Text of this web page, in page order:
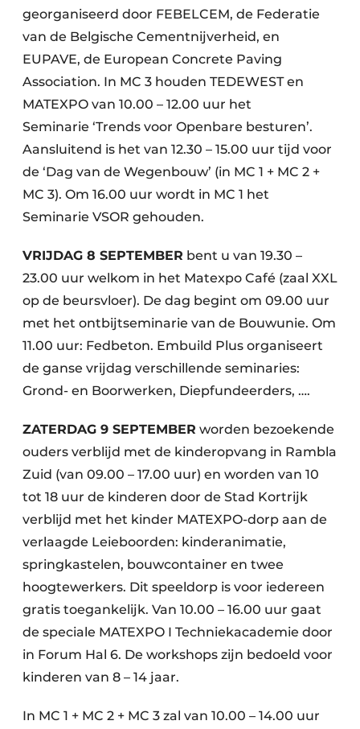
georganiseerd door FEBELCEM, de Federatie
van de Belgische Cementnijverheid, en
EUPAVE, de European Concrete Paving
Association. In MC 3 houden TEDEWEST en
MATEXPO van 10.00 – 12.00 uur het
Seminarie ‘Trends voor Openbare besturen’.
Aansluitend is het van 12.30 – 15.00 uur tijd voor
de ‘Dag van de Wegenbouw’ (in MC 1 + MC 2 +
MC 3). Om 16.00 uur wordt in MC 1 het
Seminarie VSOR gehouden.
VRIJDAG 8 SEPTEMBER bent u van 19.30 –
23.00 uur welkom in het Matexpo Café (zaal XXL
op de beursvloer). De dag begint om 09.00 uur
met het ontbijtseminarie van de Bouwunie. Om
11.00 uur: Fedbeton. Embuild Plus organiseert
de ganse vrijdag verschillende seminaries:
Grond- en Boorwerken, Diepfundeerders, ….
ZATERDAG 9 SEPTEMBER worden bezoekende
ouders verblijd met de kinderopvang in Rambla
Zuid (van 09.00 – 17.00 uur) en worden van 10
tot 18 uur de kinderen door de Stad Kortrijk
verblijd met het kinder MATEXPO-dorp aan de
verlaagde Leieboorden: kinderanimatie,
springkastelen, bouwcontainer en twee
hoogtewerkers. Dit speeldorp is voor iedereen
gratis toegankelijk. Van 10.00 – 16.00 uur gaat
de speciale MATEXPO I Techniekacademie door
in Forum Hal 6. De workshops zijn bedoeld voor
kinderen van 8 – 14 jaar.
In MC 1 + MC 2 + MC 3 zal van 10.00 – 14.00 uur